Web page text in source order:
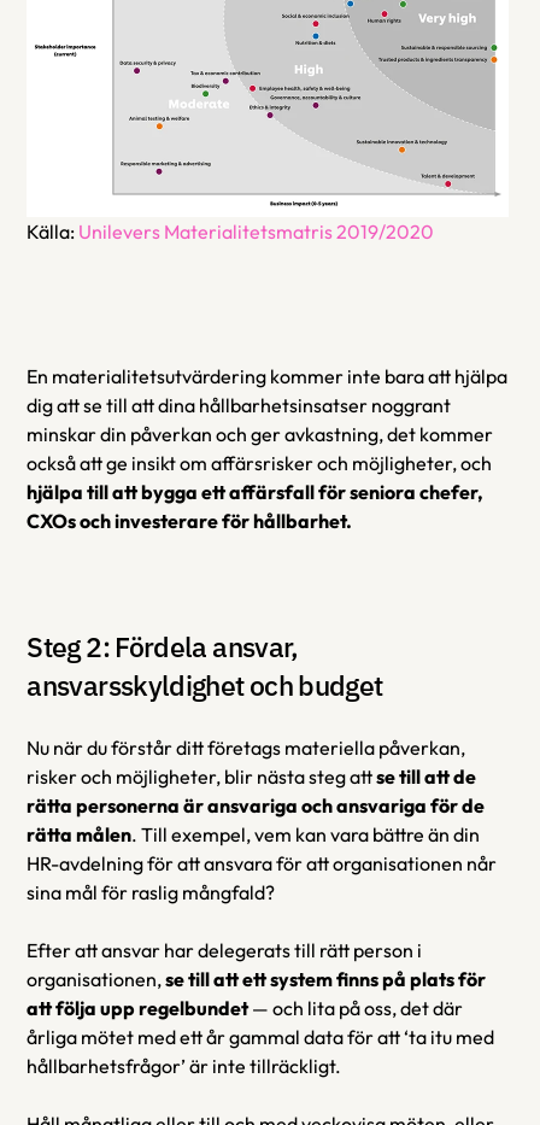
Källa: Unilevers Materialitetsmatris 2019/2020
En materialitetsutvärdering kommer inte bara att hjälpa
dig att se till att dina hållbarhetsinsatser noggrant
minskar din påverkan och ger avkastning, det kommer
hjälpa till att bygga ett affärsfall för seniora chefer,
CXOs och investerare för hållbarhet.
Steg 2: Fördela ansvar,
ansvarsskyldighet och budget
Nu när du förstår ditt företags materiella påverkan,
risker och möjligheter, blir nästa steg att se till att de
rätta personerna är ansvariga och ansvariga för de
rätta målen. Till exempel, vem kan vara bättre än din
HR-avdelning för att ansvara för att organisationen når
sina mål för raslig mångfald?
Efter att ansvar har delegerats till rätt person i
organisationen, se till att ett system finns på plats för
att följa upp regelbundet — och lita på oss, det där
årliga mötet med ett år gammal data för att ‘ta itu med
hållbarhetsfrågor’ är inte tillräckligt.